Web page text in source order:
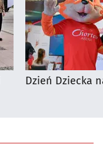
Dzień Dziecka